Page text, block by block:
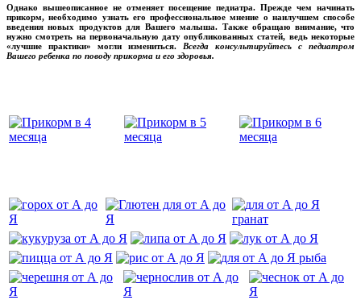
Однако вышеописанное не отменяет посещение педиатра. Прежде чем начинать
прикорм, необходимо узнать его профессиональное мнение о наилучшем способе
введения новых продуктов для Вашего малыша. Также обращаю внимание, что
нужно смотреть на первоначальную дату опубликованных статей, ведь некоторые
«лучшие практики» могли измениться. Всегда консультируйтесь с педиатром
Вашего ребенка по поводу прикорма и его здоровья.